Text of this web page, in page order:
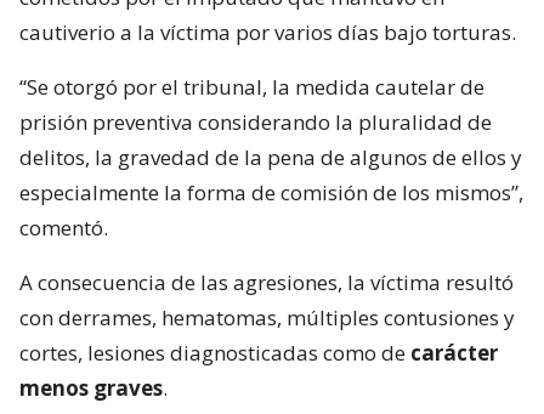
cautiverio a la víctima por varios días bajo torturas.
“Se otorgó por el tribunal, la medida cautelar de
prisión preventiva considerando la pluralidad de
delitos, la gravedad de la pena de algunos de ellos y
especialmente la forma de comisión de los mismos”,
comentó.
A consecuencia de las agresiones, la víctima resultó
con derrames, hematomas, múltiples contusiones y
cortes, lesiones diagnosticadas como de carácter
menos graves.